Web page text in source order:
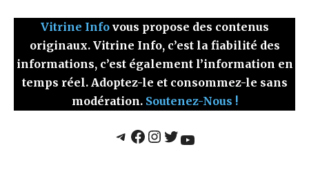
Vitrine Infovous propose des contenus
originaux. Vitrine Info, c’est la fiabilité des
informations, c’est également l’information en
temps réel. Adoptez-le et consommez-le sans
modération. Soutenez-Nous !
Telegram Facebook Instagram Twitter YouTube